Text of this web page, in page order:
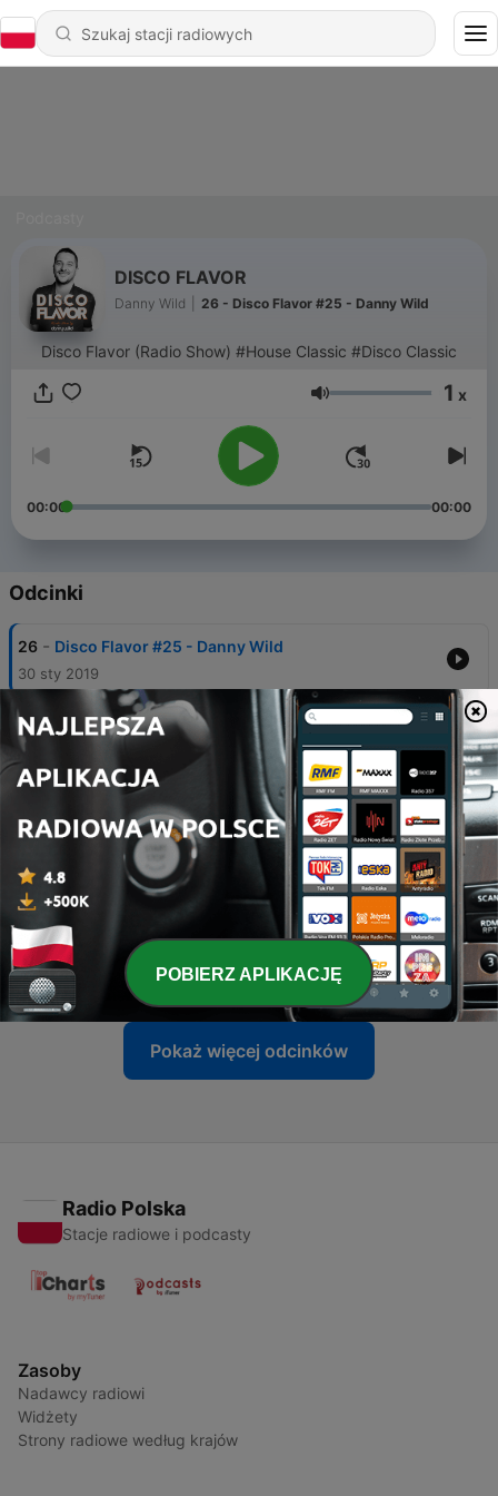
DISCO FLAVOR
Danny Wild 26 - Disco Flavor #25 - Danny Wild
Disco Flavor (Radio Show) #House Classic #Disco Classic
Głośność 1 x
00:00 00:00
Odcinki
26 - Disco Flavor #25 - Danny Wild
30 sty 2019
25 - Disco Flavor #24 - Danny Wild
16 sty 2019
24 - Disco Flavor #23 (Christmas Edition) - Danny
19 gru 2018
23 - Disco Flavor #22 - Danny Wild
26 lis 2018
22 - Disco Flavor #21 - Danny Wild
30 paź 2018
Pokaż więcej odcinków
Radio Polska
Stacje radiowe i podcasty
Zasoby
Nadawcy radiowi
Widżety
Strony radiowe według krajów
POBIERZ APLIKACJĘ